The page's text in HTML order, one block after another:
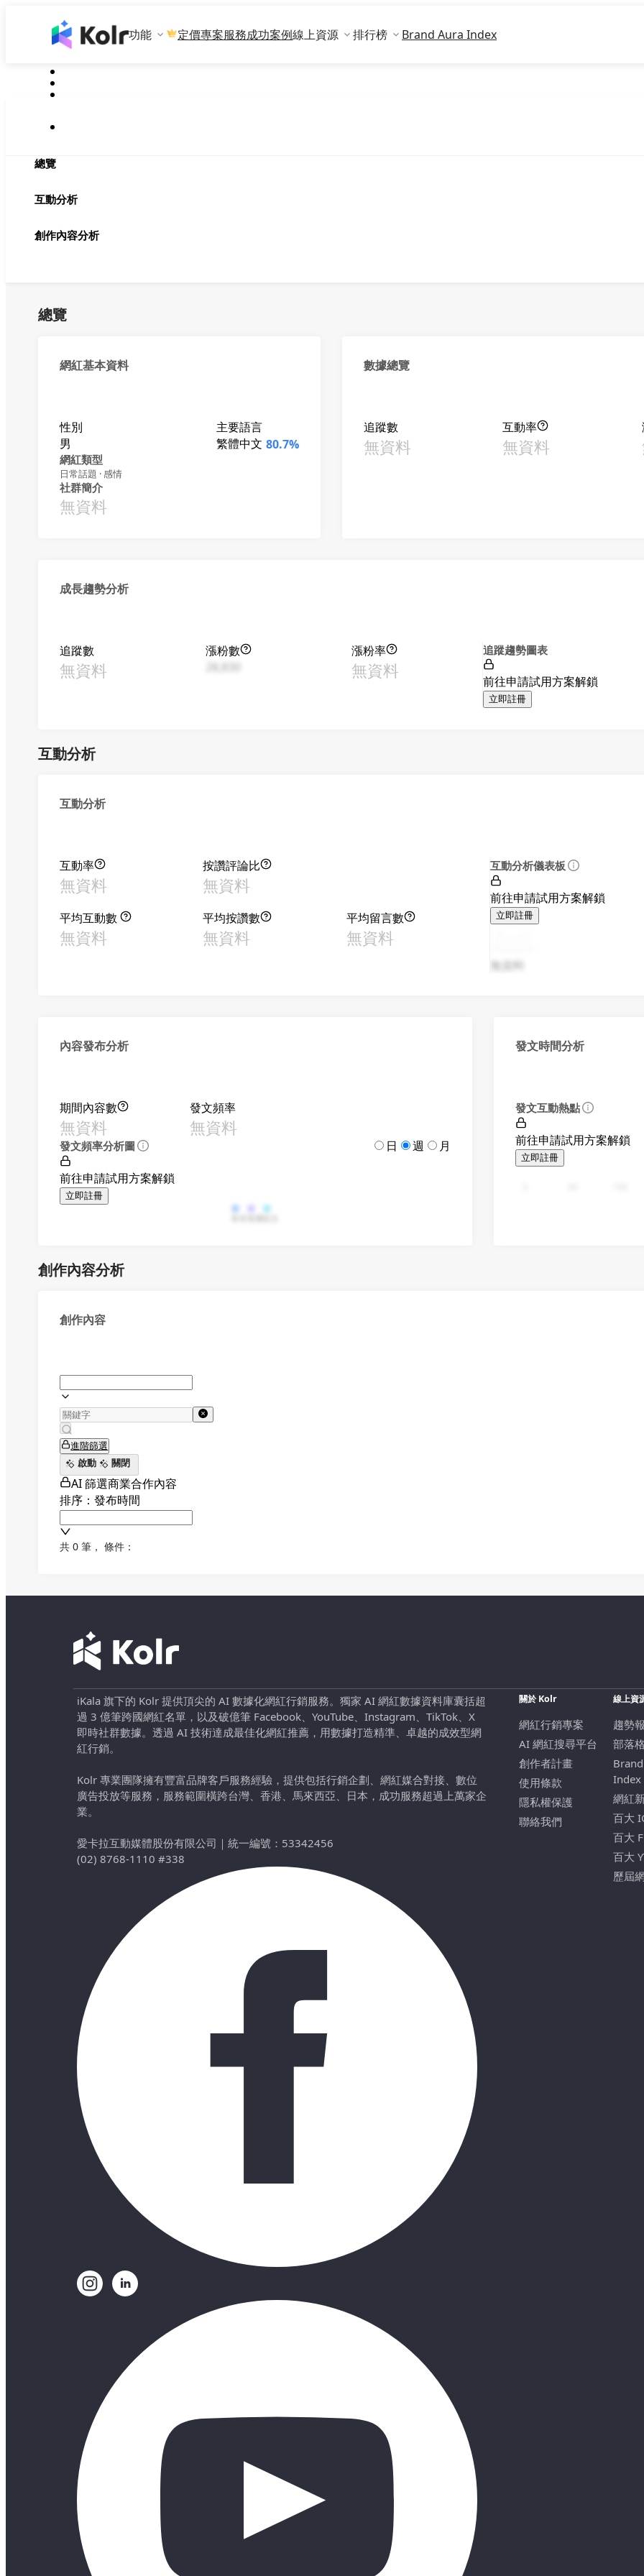
功能 定價專案服務成功案例線上資源 排行榜 Brand Aura Index
總覽
互動分析
創作內容分析
總覽
網紅基本資料
性別
男
主要語言
繁體中文 80.7%
網紅類型
日常話題 · 感情
社群簡介
無資料
數據總覽
追蹤數
無資料
互動率
無資料
成長趨勢分析
追蹤數
無資料
漲粉數
漲粉率
無資料
追蹤趨勢圖表
前往申請試用方案解鎖
立即註冊
互動分析
互動分析
互動率
無資料
按讚評論比
無資料
平均互動數
無資料
平均按讚數
無資料
平均留言數
無資料
互動分析儀表板
前往申請試用方案解鎖
立即註冊
無資料
內容發布分析
期間內容數
無資料
發文頻率
無資料
發文頻率分析圖 日 週 月
前往申請試用方案解鎖
立即註冊
發文時間分析
發文互動熱點
前往申請試用方案解鎖
立即註冊
創作內容分析
創作內容
進階篩選
啟動
關閉
AI 篩選商業合作內容
排序：發布時間
共 0 筆 ， 條件：
iKala 旗下的 Kolr 提供頂尖的 AI 數據化網紅行銷服務。獨家 AI 網紅數據資料庫囊括超
過 3 億筆跨國網紅名單，以及破億筆 Facebook、YouTube、Instagram、TikTok、X
即時社群數據。透過 AI 技術達成最佳化網紅推薦，用數據打造精準、卓越的成效型網
紅行銷。
Kolr 專業團隊擁有豐富品牌客戶服務經驗，提供包括行銷企劃、網紅媒合對接、數位
廣告投放等服務，服務範圍橫跨台灣、香港、馬來西亞、日本，成功服務超過上萬家企
業。
愛卡拉互動媒體股份有限公司 ｜ 統一編號：53342456
(02) 8768-1110 #338
關於 Kolr
網紅行銷專案
AI 網紅搜尋平台
創作者計畫
使用條款
隱私權保護
聯絡我們
線上資
趨勢
部落格
Index
網紅
百大
百大
百大
歷屆